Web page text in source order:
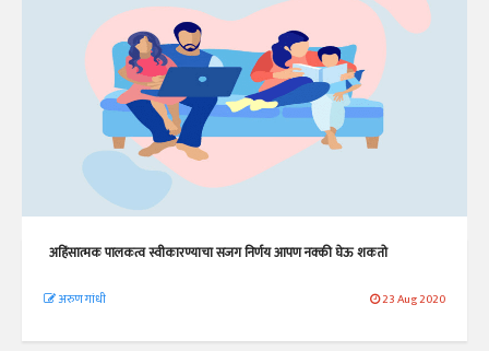
अहिंसात्मक पालकत्व स्वीकारण्याचा सजग निर्णय आपण नक्की घेऊ शकतो
अरुण गांधी 23 Aug 2020